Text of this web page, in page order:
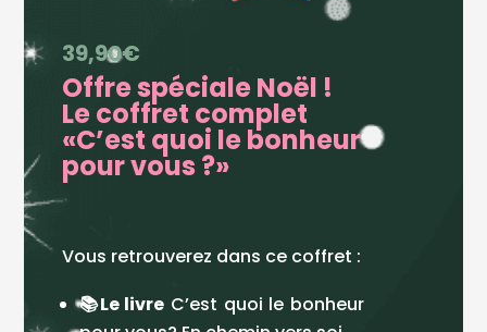
39,90€
Offre spéciale Noël !
Le coffret complet
«C’est quoi le bonheur
pour vous ?»
Vous retrouverez dans ce coffret :
📚Le livre C’est quoi le bonheur